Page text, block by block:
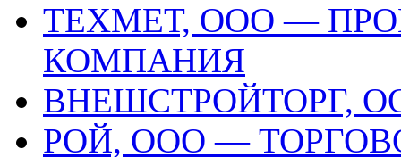
ТЕХМЕТ, ООО —
КОМПАНИЯ
ВНЕШСТРОЙТОРГ,
РОЙ, ООО —